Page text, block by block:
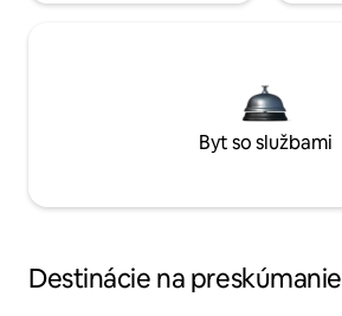
Byt so službami
Destinácie na preskúmanie